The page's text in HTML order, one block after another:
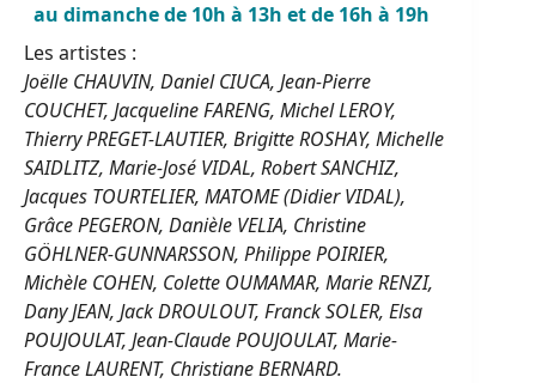
au dimanche de 10h à 13h et de 16h à 19h
Les artistes :
Joëlle CHAUVIN, Daniel CIUCA, Jean-Pierre
COUCHET, Jacqueline FARENG, Michel LEROY,
Thierry PREGET-LAUTIER, Brigitte ROSHAY, Michelle
SAIDLITZ, Marie-José VIDAL, Robert SANCHIZ,
Jacques TOURTELIER, MATOME (Didier VIDAL),
Grâce PEGERON, Danièle VELIA, Christine
GÖHLNER-GUNNARSSON, Philippe POIRIER,
Michèle COHEN, Colette OUMAMAR, Marie RENZI,
Dany JEAN, Jack DROULOUT, Franck SOLER, Elsa
POUJOULAT, Jean-Claude POUJOULAT, Marie-
France LAURENT, Christiane BERNARD.